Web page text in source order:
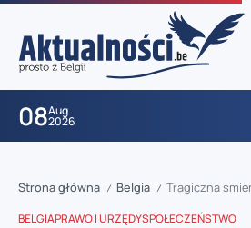
08Aug
2026
Strona główna / Belgia / Tragiczna śmierć przy stawie w
BELGIAPRAWO I URZĘDYSPOŁECZEŃSTWO